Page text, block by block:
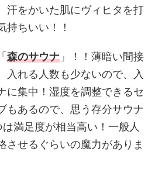
汗をかいた肌にヴィヒタを打
持ちいい！！
森のサウナ 」！！薄暗い間接
入れる人数も少ないので、入
に集中！湿度を調整できるセ
もあるので、思う存分サウナ
満足度が相当高い！一般人
させるぐらいの魔力がありま